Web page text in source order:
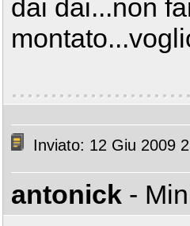
dai dai...non
Inviato: 12 Giu 2009
antonick -